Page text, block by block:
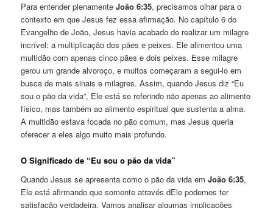
Para entender plenamenteJoão 6:35, precisamos olhar para o
contexto em que Jesus fez essa afirmação. No capítulo 6 do
Evangelho de João, Jesus havia acabado de realizar um milagre
incrível: a multiplicação dos pães e peixes. Ele alimentou uma
multidão com apenas cinco pães e dois peixes. Esse milagre
gerou um grande alvoroço, e muitos começaram a segui-lo em
busca de mais sinais e milagres. Assim, quando Jesus diz “Eu
sou o pão da vida”, Ele está se referindo não apenas ao alimento
físico, mas também ao alimento espiritual que sustenta a alma.
A multidão estava focada no pão comum, mas Jesus queria
oferecer a eles algo muito mais profundo.
O Significado de “Eu sou o pão da vida”
Quando Jesus se apresenta como o pão da vida emJoão 6:35,
Ele está afirmando que somente através dEle podemos ter
satisfação verdadeira. Vamos analisar algumas implicações